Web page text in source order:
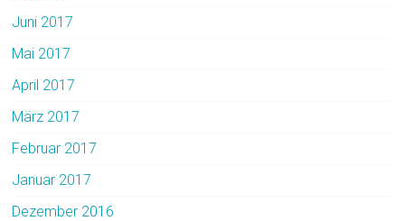
Juni 2017
Mai 2017
April 2017
März 2017
Februar 2017
Januar 2017
Dezember 2016